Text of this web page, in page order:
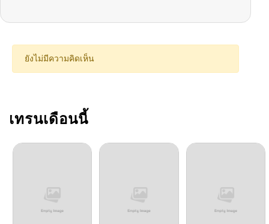
06/30/2025
ตอนที่ 67 06/30/2025
ตอนที่ 65
ตอนที่ 64
ตอนที่ 62 07/03/2025
ยังไม่มีความคิดเห็น
เทรนเดือนนี้